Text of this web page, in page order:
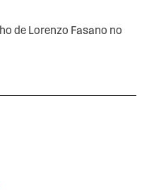
de Lorenzo Fasano no